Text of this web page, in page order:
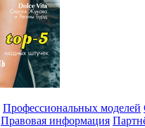
Профессиональных моделей
Правовая информация